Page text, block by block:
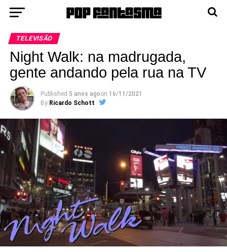
TELEVISÃO
Night Walk: na madrugada,
gente andando pela rua na TV
Published 5 anos agoon 16/11/2021
By Ricardo Schott